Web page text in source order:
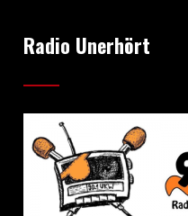
Radio Unerhört